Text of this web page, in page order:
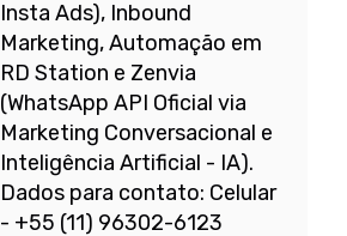
Insta Ads), Inbound
Marketing, Automação em
RD Station e Zenvia
(WhatsApp API Oficial via
Marketing Conversacional e
Inteligência Artificial - IA).
Dados para contato: Celular
- +55 (11) 96302-6123